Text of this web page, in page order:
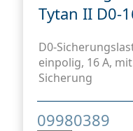
Tytan II D0-
D0-
einpolig, 16 A,
Sicherung
09980389